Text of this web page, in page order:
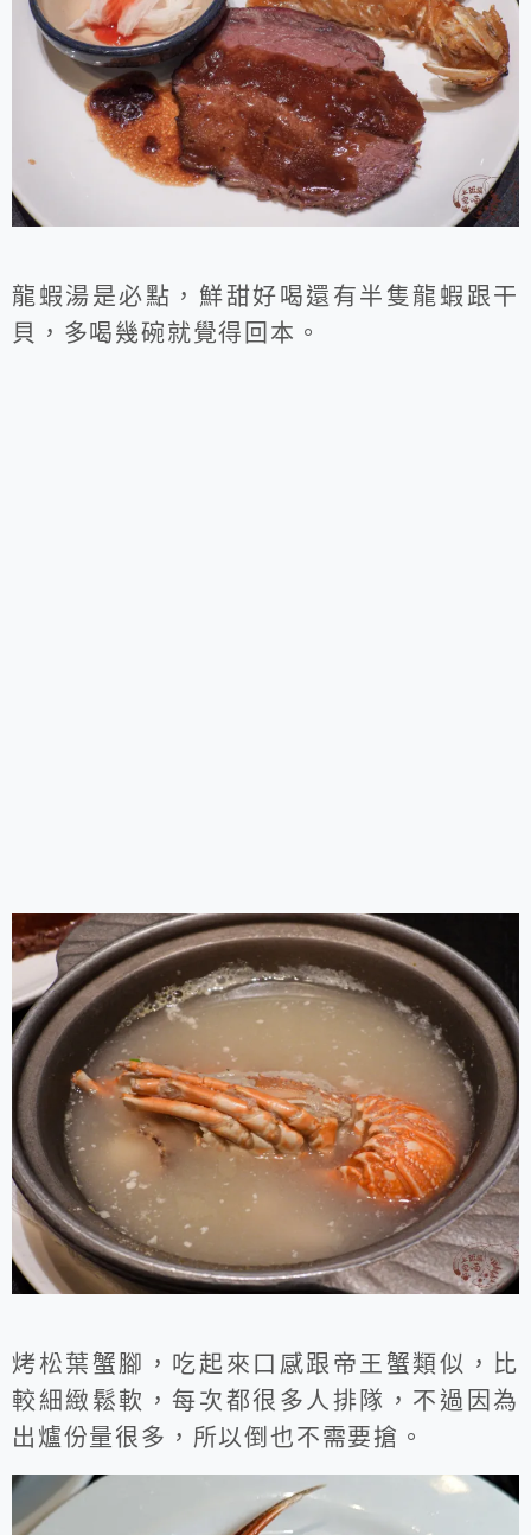
龍蝦湯是必點，鮮甜好喝還有半隻龍蝦跟干
貝，多喝幾碗就覺得回本。
烤松葉蟹腳，吃起來口感跟帝王蟹類似，比
較細緻鬆軟，每次都很多人排隊，不過因為
出爐份量很多，所以倒也不需要搶。